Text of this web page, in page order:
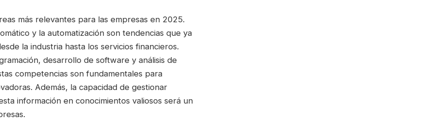
más relevantes para las empresas en 2025.
y la automatización son tendencias que ya
la industria hasta los servicios financieros.
desarrollo de software y análisis de
competencias son fundamentales para
Además, la capacidad de gestionar
información en conocimientos valiosos será un